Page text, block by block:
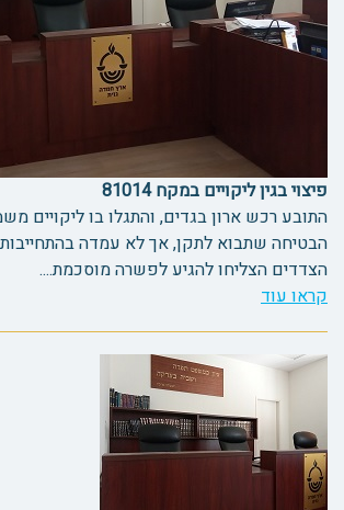
פיצוי בגין ליקויים במקח 81014
התובע רכש ארון בגדים, והתגלו בו ליקויים
הבטיחה שתבוא לתקן, אך לא עמדה
הצדדים הצליחו להגיע לפשרה מוסכמת....
קראו עוד